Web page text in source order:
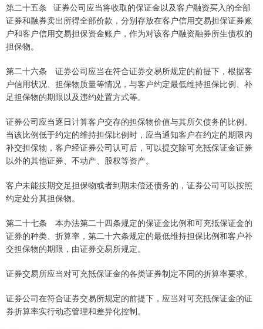
第二十五条 证券公司应当将收取的保证金以及客户融资买入的全部
证券和融券卖出所得全部价款，分别存放在客户信用交易担保证券账
户和客户信用交易担保资金账户，作为对该客户融资融券所生债权的
担保物。
第二十六条 证券公司应当在符合证券交易所规定的前提下，根据客
户信用状况、担保物质量等情况，与客户约定最低维持担保比例、补
足担保物的期限以及违约处置方式等。
证券公司应当逐日计算客户交存的担保物价值与其所欠债务的比例。
当该比例低于约定的维持担保比例时，应当通知客户在约定的期限内
补交担保物，客户经证券公司认可后，可以提交除可充抵保证金证券
以外的其他证券、不动产、股权等资产。
客户未能按期交足担保物或者到期未偿还债务的，证券公司可以按照
约定处分其担保物。
第二十七条 本办法第二十四条规定的保证金比例和可充抵保证金的
证券的种类、折算率，第二十六条规定的最低维持担保比例和客户补
交担保物的期限，由证券交易所规定。
证券交易所应当对可充抵保证金的各类证券制定不同的折算率要求。
证券公司在符合证券交易所规定的前提下，应当对可充抵保证金的证
券折算率实行动态管理和差异化控制。